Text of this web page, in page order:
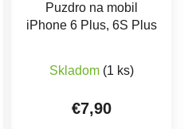
Puzdro na mobil
iPhone 6 Plus, 6S Plus
Skladom (1 ks)
€7,90